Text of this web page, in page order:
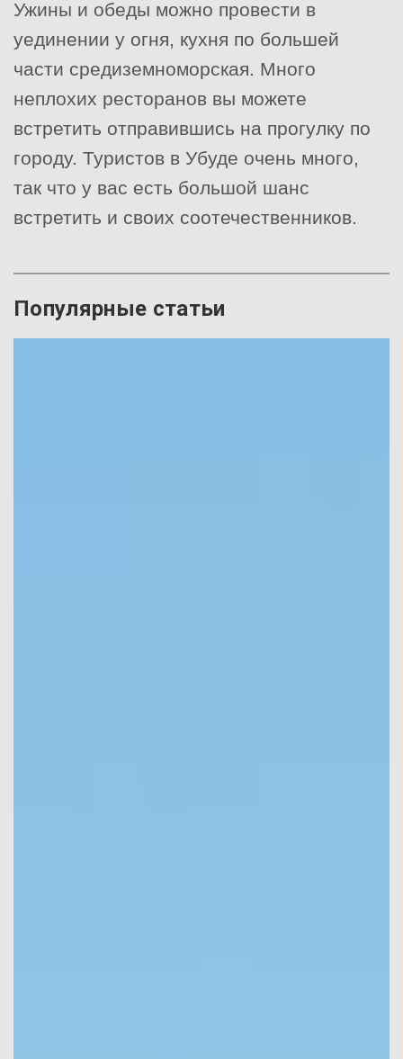
Ужины и обеды можно провести в
уединении у огня, кухня по большей
части средиземноморская. Много
неплохих ресторанов вы можете
встретить отправившись на прогулку по
городу. Туристов в Убуде очень много,
так что у вас есть большой шанс
встретить и своих соотечественников.
Популярные статьи